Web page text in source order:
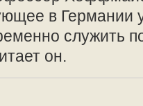
в Германии
служить
он.